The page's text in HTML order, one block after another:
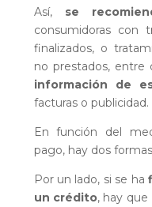
Así, se
consumidoras con
finalizados, o
no prestados, entre
información de
facturas o publicidad.
En función del
pago, hay dos
Por un lado, si se ha
un crédito, hay que